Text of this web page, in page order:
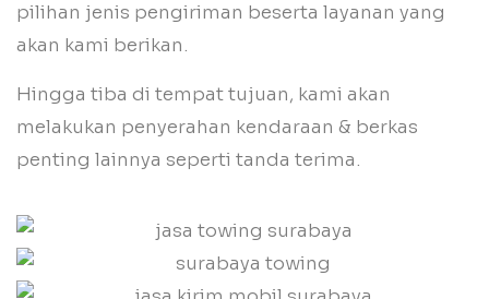
pilihan jenis pengiriman beserta layanan yang
akan kami berikan.
Hingga tiba di tempat tujuan, kami akan
melakukan penyerahan kendaraan & berkas
penting lainnya seperti tanda terima.